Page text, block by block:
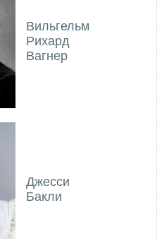
Вильгельм
Рихард
Вагнер
Джесси
Бакли